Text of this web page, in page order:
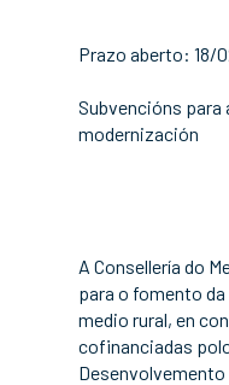
Prazo aberto: 18/
Subvencións para
modernización
A Consellería do
para o fomento
medio rural, en
cofinanciadas
Desenvolvemento